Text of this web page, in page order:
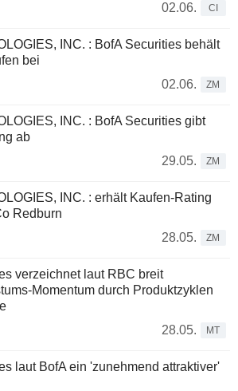
02.06.
CI
INC. : BofA Securities behält
bei
02.06.
ZM
INC. : BofA Securities gibt
ab
29.05.
ZM
INC. : erhält Kaufen-Rating
Redburn
28.05.
ZM
verzeichnet laut RBC breit
Momentum durch Produktzyklen
28.05.
MT
laut BofA ein 'zunehmend attraktiver'